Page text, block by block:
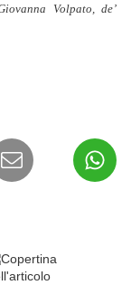
Volpato, de’